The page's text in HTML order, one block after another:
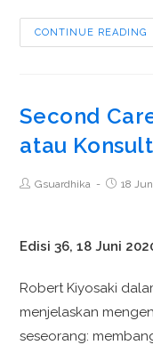
CONTINUE READING
Second
atau
Gsuardhika 18
Edisi 36, 18 Juni
Robert Kiyosaki
menjelaskan
seseorang: